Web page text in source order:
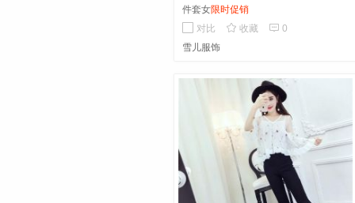
件套女限时促销
对比
 收藏  0
雪儿服饰